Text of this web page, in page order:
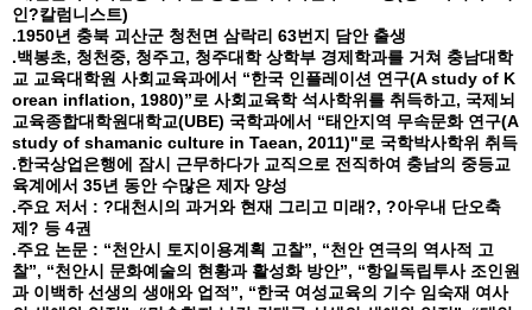
인?칼럼니스트)
.1950년 충북 괴산군 청천면 삼락리 63번지 담안 출생
.백봉초, 청천중, 청주고, 청주대학 상학부 경제학과를 거쳐 충남대학
교 교육대학원 사회교육과에서 “한국 인플레이션 연구(A study of K
orean inflation, 1980)”로 사회교육학 석사학위를 취득하고, 국제뇌
교육종합대학원대학교(UBE) 국학과에서 “태안지역 무속문화 연구(A
study of shamanic culture in Taean, 2011)"로 국학박사학위 취득
.한국상업은행에 잠시 근무하다가 교직으로 전직하여 충남의 중등교
육계에서 35년 동안 수많은 제자 양성
.주요 저서 : ?대천시의 과거와 현재 그리고 미래?, ?아우내 단오축
제? 등 4권
.주요 논문 : “천안시 토지이용계획 고찰”, “천안 연극의 역사적 고
찰”, “천안시 문화예술의 현황과 활성화 방안”, “항일독립투사 조인원
과 이백하 선생의 생애와 업적”, “한국 여성교육의 기수 임숙재 여사